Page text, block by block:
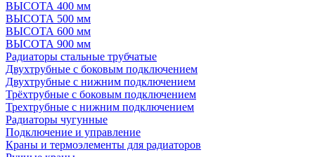
ВЫСОТА 400 мм
ВЫСОТА 500 мм
ВЫСОТА 600 мм
ВЫСОТА 900 мм
Радиаторы стальные трубчатые
Двухтрубные с боковым подключением
Двухтрубные с нижним подключением
Трёхтрубные с боковым подключением
Трехтрубные с нижним подключением
Радиаторы чугунные
Подключение и управление
Краны и термоэлементы для радиаторов